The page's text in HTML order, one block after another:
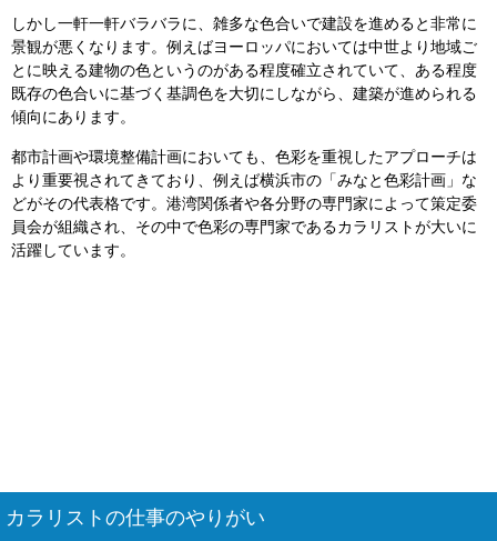
しかし一軒一軒バラバラに、雑多な色合いで建設を進めると非常に
景観が悪くなります。例えばヨーロッパにおいては中世より地域ご
とに映える建物の色というのがある程度確立されていて、ある程度
既存の色合いに基づく基調色を大切にしながら、建築が進められる
傾向にあります。
都市計画や環境整備計画においても、色彩を重視したアプローチは
より重要視されてきており、例えば横浜市の「みなと色彩計画」な
どがその代表格です。港湾関係者や各分野の専門家によって策定委
員会が組織され、その中で色彩の専門家であるカラリストが大いに
活躍しています。
カラリストの仕事のやりがい